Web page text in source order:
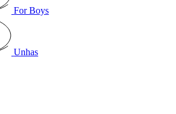
For Boys
Unhas